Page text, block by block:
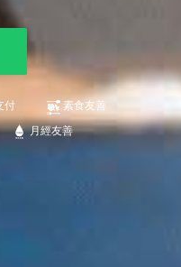
付
素食友善
月經友善